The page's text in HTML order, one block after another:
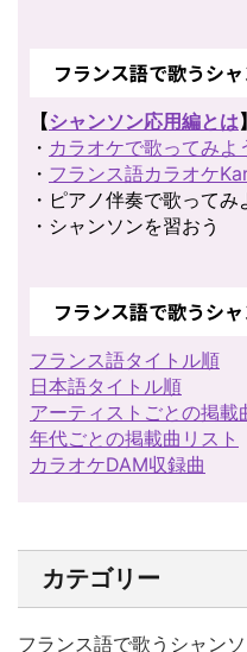
フランス語で歌うシ
【シャンソン応用編とは】
・ カラオケで歌ってみよ
・ フランス語カラオケ
・ピアノ伴奏で歌ってみ
・シャンソンを習おう
フランス語で歌うシ
フランス語タイトル順
日本語タイトル順
アーティストごとの掲載
年代ごとの掲載曲リスト
カラオケDAM収録曲
カテゴリー
フランス語で歌うシャン